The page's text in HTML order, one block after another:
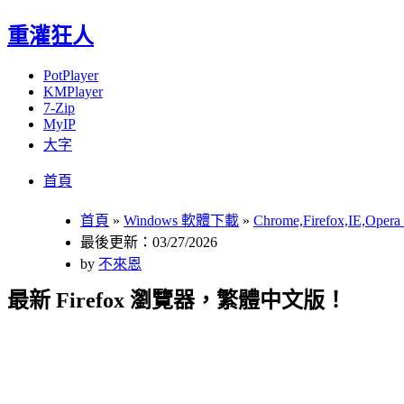
重灌狂人
PotPlayer
KMPlayer
7-Zip
MyIP
大字
首頁
首頁 » Windows 軟體下載 »
最後更新：03/27/2026
by 不來恩
最新 Firefox 瀏覽器，繁體中文版！